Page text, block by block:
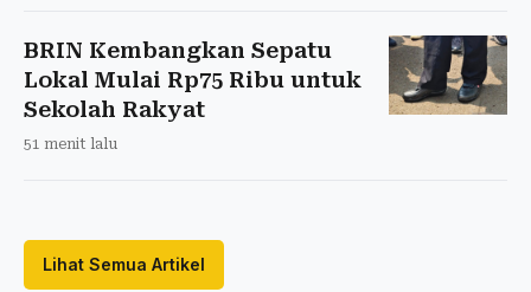
BRIN Kembangkan Sepatu
Lokal Mulai Rp75 Ribu untuk
Sekolah Rakyat
51 menit lalu
Lihat Semua Artikel